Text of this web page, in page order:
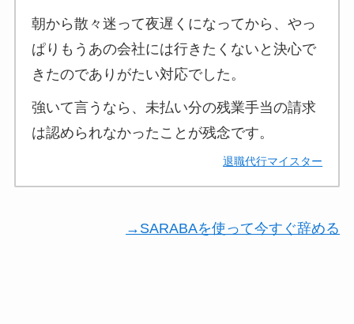
朝から散々迷って夜遅くになってから、やっ
ぱりもうあの会社には行きたくないと決心で
きたのでありがたい対応でした。
強いて言うなら、未払い分の残業手当の請求
は認められなかったことが残念です。
退職代行マイスター
→SARABAを使って今すぐ辞める